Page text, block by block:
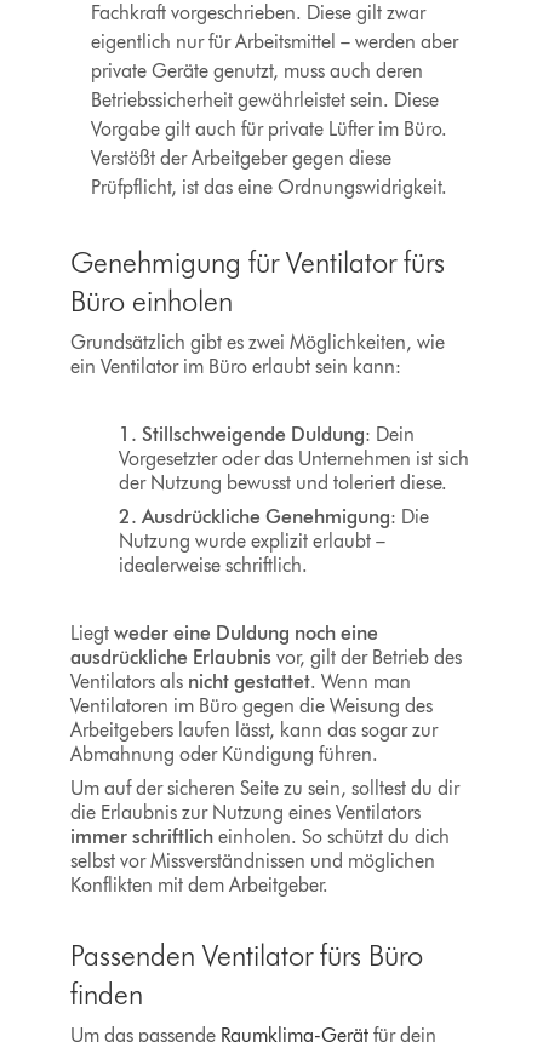
Fachkraft vorgeschrieben. Diese gilt zwar
eigentlich nur für Arbeitsmittel – werden aber
private Geräte genutzt, muss auch deren
Betriebssicherheit gewährleistet sein. Diese
Vorgabe gilt auch für private Lüfter im Büro.
Verstößt der Arbeitgeber gegen diese
Prüfpflicht, ist das eine Ordnungswidrigkeit.
Genehmigung für Ventilator fürs
Büro einholen
Grundsätzlich gibt es zwei Möglichkeiten, wie
ein Ventilator im Büro erlaubt sein kann:
1. Stillschweigende Duldung: Dein
Vorgesetzter oder das Unternehmen ist sich
der Nutzung bewusst und toleriert diese.
2. Ausdrückliche Genehmigung: Die
Nutzung wurde explizit erlaubt –
idealerweise schriftlich.
Liegt weder eine Duldung noch eine
ausdrückliche Erlaubnisvor, gilt der Betrieb des
Ventilators als nicht gestattet. Wenn man
Ventilatoren im Büro gegen die Weisung des
Arbeitgebers laufen lässt, kann das sogar zur
Abmahnung oder Kündigung führen.
Um auf der sicheren Seite zu sein, solltest du dir
die Erlaubnis zur Nutzung eines Ventilators
immer schriftlicheinholen. So schützt du dich
selbst vor Missverständnissen und möglichen
Konflikten mit dem Arbeitgeber.
Passenden Ventilator fürs Büro
finden
Um das passende Raumklima-Gerätfür dein